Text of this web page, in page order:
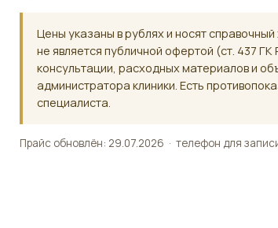
Цены указаны в рублях и носят
не является публичной офертой (ст. 437
консультации, расходных материалов и
администратора клиники. Есть
специалиста.
Прайс обновлён: 29.07.2026 · телефон для